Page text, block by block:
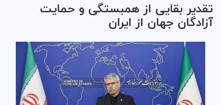
تقدیر بقایی از همبستگی و حمایت
آزادگان جهان از ایران